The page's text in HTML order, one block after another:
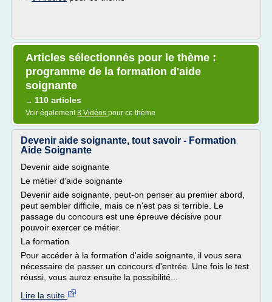
Articles sélectionnés pour le thème :
programme de la formation d'aide
soignante
→ 110 articles
Voir également3 Vidéos pour ce thème
Devenir aide soignante, tout savoir - Formation
Aide Soignante
Devenir aide soignante
Le métier d'aide soignante
Devenir aide soignante, peut-on penser au premier abord,
peut sembler difficile, mais ce n'est pas si terrible. Le
passage du concours est une épreuve décisive pour
pouvoir exercer ce métier.
La formation
Pour accéder à la formation d'aide soignante, il vous sera
nécessaire de passer un concours d'entrée. Une fois le test
réussi, vous aurez ensuite la possibilité...
Lire la suite